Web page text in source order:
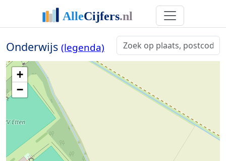
Onderwijs (legenda)
+
−